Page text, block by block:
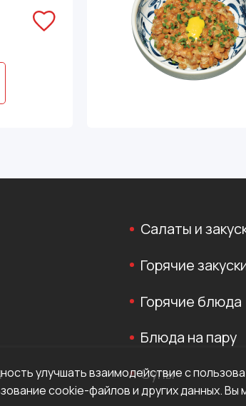
Салаты и
Горячие
Горячие блюда
Блюда на пару
Супы
улучшать взаимодействие с
cookie-файлов и других данных. Вы